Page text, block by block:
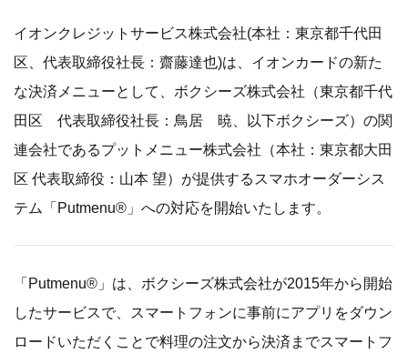
イオンクレジットサービス株式会社(本社：東京都千代田
区、代表取締役社長：齋藤達也)は、イオンカードの新た
な決済メニューとして、ボクシーズ株式会社（東京都千代
田区 代表取締役社長：鳥居 暁、以下ボクシーズ）の関
連会社であるプットメニュー株式会社（本社：東京都大田
区 代表取締役：山本 望）が提供するスマホオーダーシス
テム「Putmenu®」への対応を開始いたします。
「Putmenu®」は、ボクシーズ株式会社が2015年から開始
したサービスで、スマートフォンに事前にアプリをダウン
ロードいただくことで料理の注文から決済までスマートフ